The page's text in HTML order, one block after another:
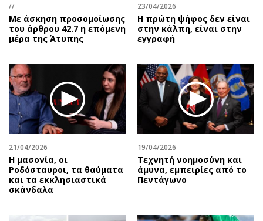
Κόσμος
Παράξενα
Πολιτισμός
Θέατρο-Χορός
Μουσική
Εικαστικά
Βιβλίο
Χειρόγραφα
Έξοδος
Media
Εκπομπές
Podcasts
Uncut
Προσφορές
Προσωπικότητες στην ''Κ''
Επιστολές
//
Με άσκηση προσομοίωσης
του άρθρου 42.7 η επόμενη
μέρα της Άτυπης
23/04/2026
Η πρώτη ψήφος δεν είναι
στην κάλπη, είναι στην
εγγραφή
21/04/2026
Η μασονία, οι
Ροδόσταυροι, τα θαύματα
και τα εκκλησιαστικά
σκάνδαλα
19/04/2026
Τεχνητή νοημοσύνη και
άμυνα, εμπειρίες από το
Πεντάγωνο